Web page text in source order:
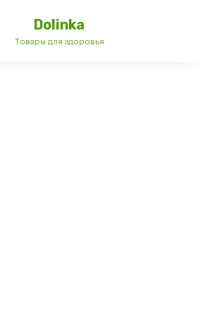
Dolinka
Товары для здоровья